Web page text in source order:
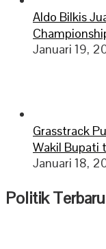
Aldo Bilkis
Januari 19,
Grasstrack
Wakil Bupati
Januari 18,
Politik Terbaru